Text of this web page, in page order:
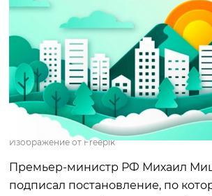
Изображение от Freepik
Премьер-министр РФ Михаил
подписал постановление, по